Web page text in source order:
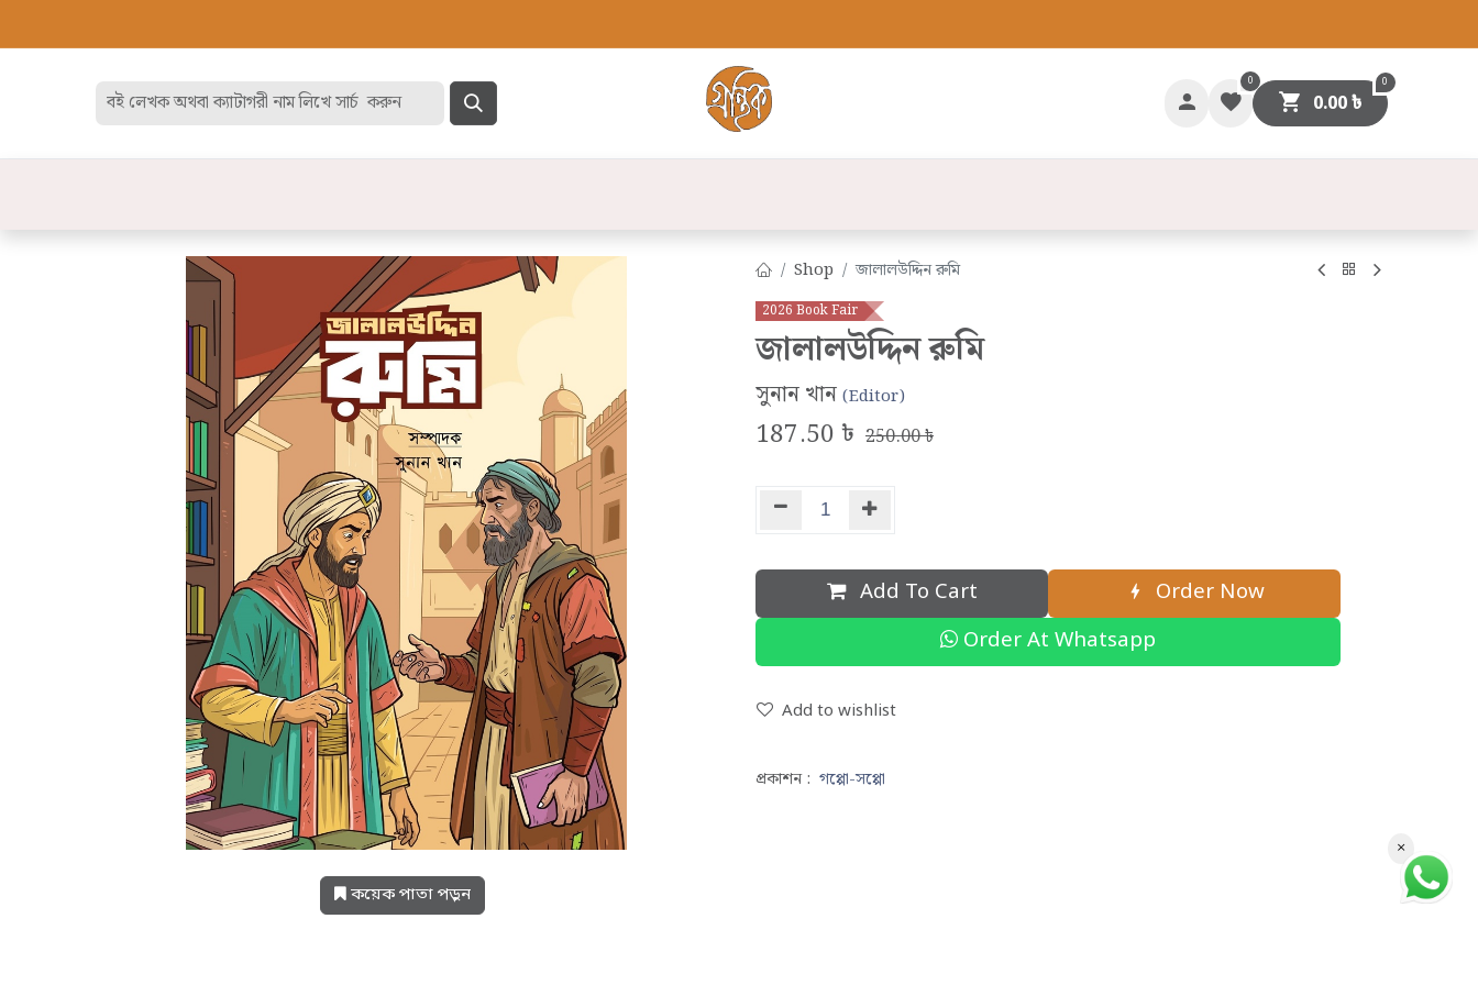
0 0
0.00৳
কয়েক পাতা পড়ুন
Shop জালালউদ্দিন রুমি
2026 Book Fair
জালালউদ্দিন রুমি
সুনান খান (Editor)
187.50৳ 250.00৳
Add To Cart
Order Now
Order At Whatsapp
Add to wishlist
প্রকাশন : গপ্পো-সপ্পো
×